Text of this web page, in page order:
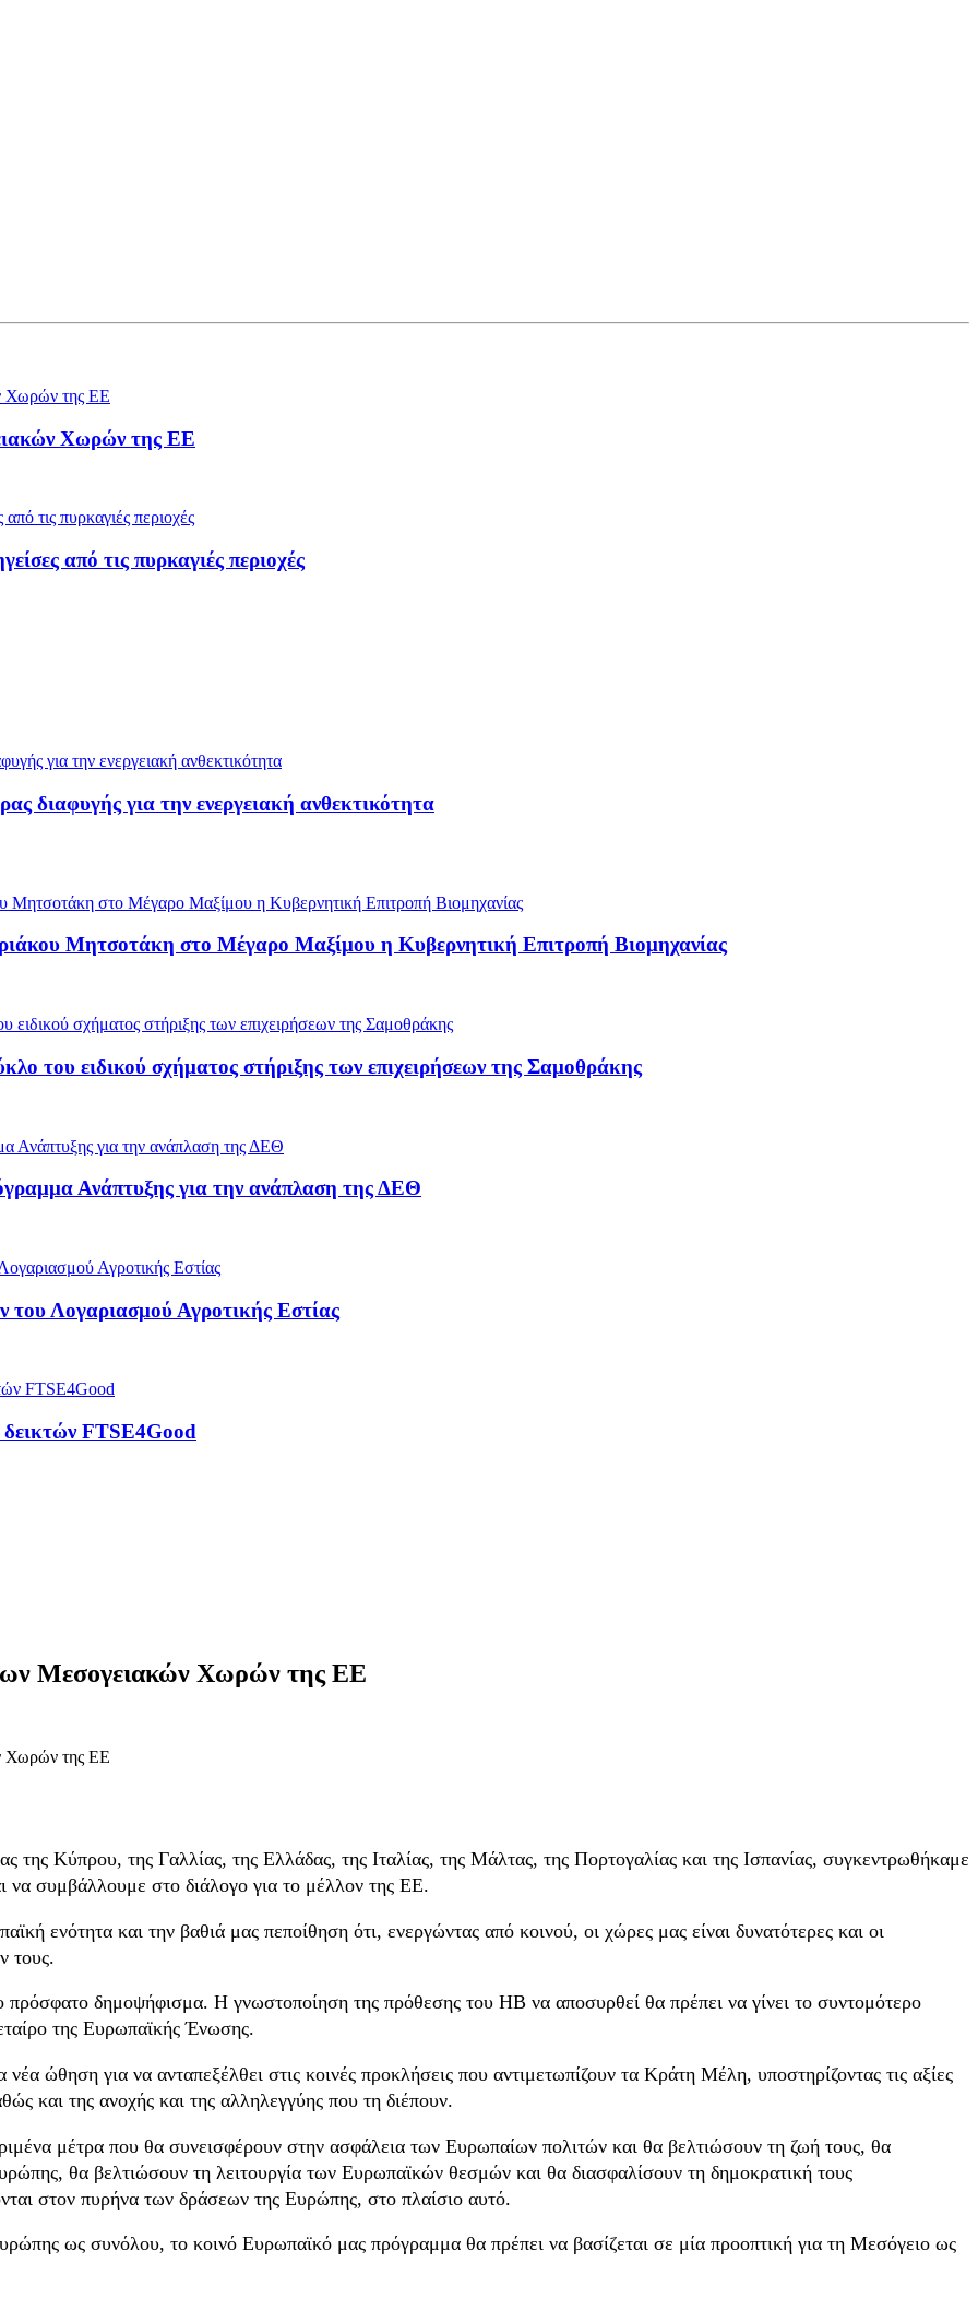
Χωρών της ΕΕ
από τις πυρκαγιές περιοχές
διαφυγής για την ενεργειακή ανθεκτικότητα
Μητσοτάκη στο Μέγαρο Μαξίμου η Κυβερνητική Επιτροπή Βιομηχανίας
του ειδικού σχήματος στήριξης των επιχειρήσεων της Σαμοθράκης
Ανάπτυξης για την ανάπλαση της ΔΕΘ
Λογαριασμού Αγροτικής Εστίας
δεικτών FTSE4Good
Μεσογειακών Χωρών της ΕΕ
Κύπρου, της Γαλλίας, της Ελλάδας, της Ιταλίας, της Μάλτας, της Πορτογαλίας και της Ισπανίας, συγκεντρωθήκαμε
να συμβάλλουμε στο διάλογο για το μέλλον της ΕΕ.
ενότητα και την βαθιά μας πεποίθηση ότι, ενεργώντας από κοινού, οι χώρες μας είναι δυνατότερες και οι
τους.
δημοψήφισμα. Η γνωστοποίηση της πρόθεσης του ΗΒ να αποσυρθεί θα πρέπει να γίνει το συντομότερο
της Ευρωπαϊκής Ένωσης.
ώθηση για να ανταπεξέλθει στις κοινές προκλήσεις που αντιμετωπίζουν τα Κράτη Μέλη, υποστηρίζοντας τις αξίες
και της ανοχής και της αλληλεγγύης που τη διέπουν.
μέτρα που θα συνεισφέρουν στην ασφάλεια των Ευρωπαίων πολιτών και θα βελτιώσουν τη ζωή τους, θα
θα βελτιώσουν τη λειτουργία των Ευρωπαϊκών θεσμών και θα διασφαλίσουν τη δημοκρατική τους
στον πυρήνα των δράσεων της Ευρώπης, στο πλαίσιο αυτό.
ως συνόλου, το κοινό Ευρωπαϊκό μας πρόγραμμα θα πρέπει να βασίζεται σε μία προοπτική για τη Μεσόγειο ως